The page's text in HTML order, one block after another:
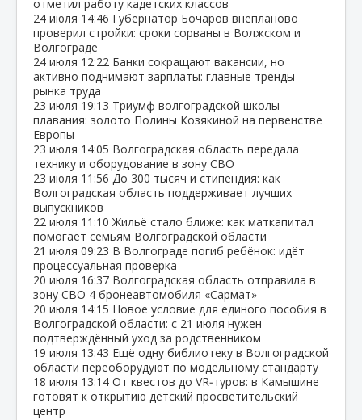
отметил работу кадетских классов
24 июля 14:46 Губернатор Бочаров внепланово
проверил стройки: сроки сорваны в Волжском и
Волгограде
24 июля 12:22 Банки сокращают вакансии, но
активно поднимают зарплаты: главные тренды
рынка труда
23 июля 19:13 Триумф волгоградской школы
плавания: золото Полины Козякиной на первенстве
Европы
23 июля 14:05 Волгоградская область передала
технику и оборудование в зону СВО
23 июля 11:56 До 300 тысяч и стипендия: как
Волгоградская область поддерживает лучших
выпускников
22 июля 11:10 Жильё стало ближе: как маткапитал
помогает семьям Волгоградской области
21 июля 09:23 В Волгограде погиб ребёнок: идёт
процессуальная проверка
20 июля 16:37 Волгоградская область отправила в
зону СВО 4 бронеавтомобиля «Сармат»
20 июля 14:15 Новое условие для единого пособия в
Волгоградской области: с 21 июля нужен
подтверждённый уход за родственником
19 июля 13:43 Ещё одну библиотеку в Волгоградской
области переоборудуют по модельному стандарту
18 июля 13:14 От квестов до VR‑туров: в Камышине
готовят к открытию детский просветительский
центр